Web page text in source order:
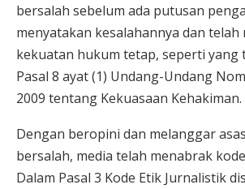
bersalah sebelum ada putusan
menyatakan kesalahannya dan telah
kekuatan hukum tetap, seperti yang
Pasal 8 ayat (1) Undang-Undang
2009 tentang Kekuasaan Kehakiman.
Dengan beropini dan melanggar
bersalah, media telah menabrak
Dalam Pasal 3 Kode Etik Jurnalistik